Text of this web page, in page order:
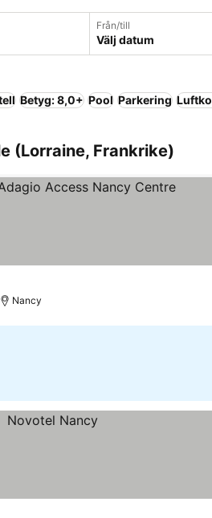
Från/till
Välj datum
Betyg: 8,0+ Pool Parkering
(Lorraine, Frankrike)
Nancy